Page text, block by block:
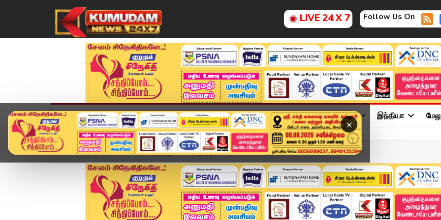
LIVE 24 X 7 Follow Us On
×
முகப்பு விளையாட்டு அண்மை தமிழ்நாடு சினிமா அரசியல் விளையாட்டு இந்தியா
Home வீடியோ ஸ்டோரி பாரதிராஜாவின் உடலுக்கு அரசு மரியாதை..! முதலமைச்...